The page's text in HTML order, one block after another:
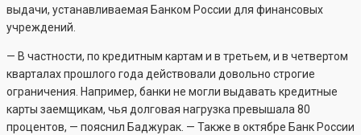
выдачи, устанавливаемая Банком России для финансовых
учреждений.
— В частности, по кредитным картам и в третьем, и в четвертом
кварталах прошлого года действовали довольно строгие
ограничения. Например, банки не могли выдавать кредитные
карты заемщикам, чья долговая нагрузка превышала 80
процентов, — пояснил Баджурак. — Также в октябре Банк России